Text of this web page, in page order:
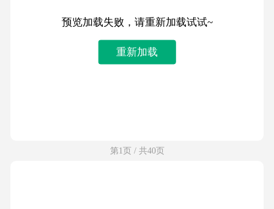
预览加载失败，请重新加载试试~
重新加载
第1页 / 共40页